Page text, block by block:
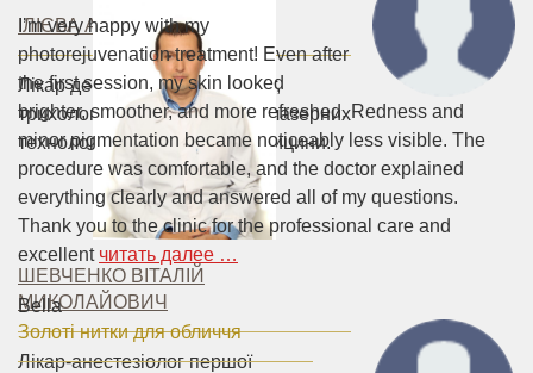
ІЛІЄВА АННА ОЛЕГІВНА
Лікар дерматолог-косметолог,
трихолог, спеціаліст у галузі лазерних
технологій та естетичної медицини.
ШЕВЧЕНКО ВІТАЛІЙ
МИКОЛАЙОВИЧ
Лікар-анестезіолог першої
I’m very happy with my
photorejuvenation treatment! Even after
the first session, my skin looked
brighter, smoother, and more refreshed. Redness and
minor pigmentation became noticeably less visible. The
procedure was comfortable, and the doctor explained
everything clearly and answered all of my questions.
Thank you to the clinic for the professional care and
excellent читать далее …
Bella
Золоті нитки для обличчя